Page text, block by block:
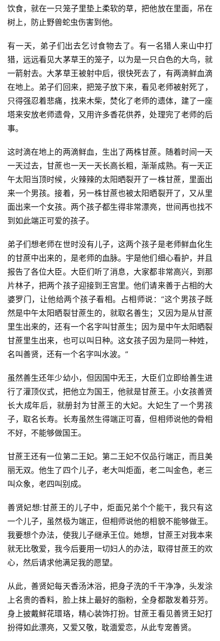
饮食，就在一只笼子里垫上柔软的草，把他放在里面，吊在
树上，防止野兽蛇虫伤害到他。
有一天，弟子们出去乞讨食物去了。有一名猎人来山中打
猎，远远看见大茅草王的笼子，以为是一只白色的大鸟，就
一箭射去。大茅草王被射中后，很快死去了，有两滴鲜血滴
在地上。弟子们回来，把笼子放下来，看见老师被射死了，
只得强忍着悲痛，找来木柴，焚化了老师的遗体，建了一座
塔来安放老师遗骨，又用许多香花供养，处理完了老师的后
事。
这时滴在地上的两滴鲜血，生出了两株甘蔗。随着时间一天
一天过去，甘蔗也一天一天长高长粗，渐渐成熟。有一天正
午太阳当顶时候，火辣辣的太阳晒裂开了一株甘蔗，里面出
来一个男孩。接着，另一株甘蔗也被太阳晒裂开了，又从里
面出来一个女孩。两个孩子都生得非常漂亮，世间再也找不
到如此端正可爱的孩子。
弟子们想老师在世时没有儿子，这两个孩子是老师鲜血化生
的甘蔗中出来的，是老师的血脉。宇是他们细心看护，并且
报告了各位大臣。大臣们听了消息，大家都非常高兴，到那
片林子，把两个孩子迎接到王宫里。他们请来善于占相的大
婆罗门，让他给两个孩子看相。占相师说：“这个男孩子既
然是中午太阳晒裂甘蔗生的，就取名善生；又因为是从甘蔗
里生出来的，还有一个名字叫甘蔗生；因为是中午太阳晒裂
甘蔗里生出来，也可以叫日种。这女孩子因为是同一种姓，
名叫善贤，还有一个名字叫水波。”
虽然善生还年少幼小，但因国中无王，大臣们立即给善生进
行了灌顶仪式，把他立为国王，他就是甘蔗王。小女孩善贤
长大成年后，就册封为甘蔗王的大妃。大妃生了一个男孩
子，取名长寿。长寿虽然生得端正可喜，但相师说他的骨相
不好，不能够做国王。
甘蔗王还有一位第二王妃。第二王妃不仅品行端正，而且美
丽无双。他生了四个儿子，老大叫炬面，老二叫金色，老三
叫众象，老四叫别成。
善贤妃想:甘蔗王的儿子中，炬面兄弟个个能干，我只有这
一个儿子，虽然极为端正，但相师说他的相貌不能够做王。
我要想个办法，使我儿子继承王位。她想，甘蔗王对我本来
就无比敬爱，我今后要用一切妇人的办法，取得甘蔗王的欢
心，然后请求他满足我的愿望。
从此，善贤妃每天香汤沐浴，把身子洗的千干净净，头发涂
上名贵的香料，脸上抹上最好的脂粉，全身都散发着芬芳。
身上披戴鲜花環珞，精心装饰打扮。甘蔗王看见善贤王妃打
扮得如此漂亮，又爱又敬，耽湎爱恋，从此专宠善贤。